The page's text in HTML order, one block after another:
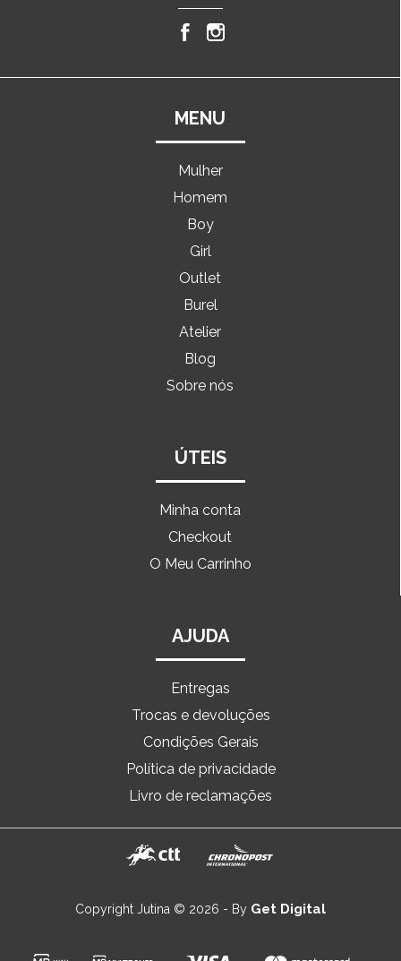
MENU
Mulher
Homem
Boy
Girl
Outlet
Burel
Atelier
Blog
Sobre nós
ÚTEIS
Minha conta
Checkout
O Meu Carrinho
AJUDA
Entregas
Trocas e devoluções
Condições Gerais
Política de privacidade
Livro de reclamações
Copyright Jutina © 2026 - By Get Digital